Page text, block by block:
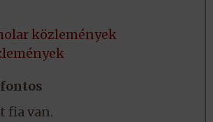
közlemények
fia van.